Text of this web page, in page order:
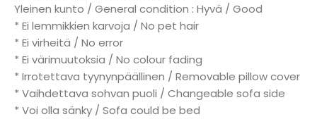
Yleinen kunto / General condition : Hyvä / Good
* Ei lemmikkien karvoja / No pet hair
* Ei virheitä / No error
* Ei värimuutoksia / No colour fading
* Irrotettava tyynynpäällinen / Removable pillow cover
* Vaihdettava sohvan puoli / Changeable sofa side
* Voi olla sänky / Sofa could be bed